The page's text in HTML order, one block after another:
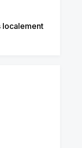
localement